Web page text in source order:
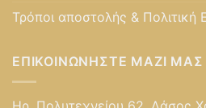
Τρόποι αποστολής & Πολιτική
ΕΠΙΚΟΙΝΩΝΉΣΤΕ ΜΑΖΊ ΜΑΣ